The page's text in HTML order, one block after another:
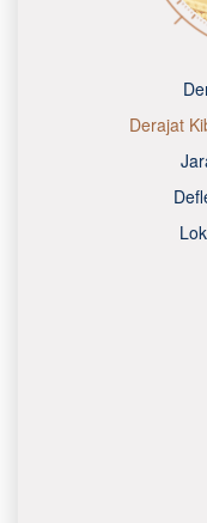
Derajat